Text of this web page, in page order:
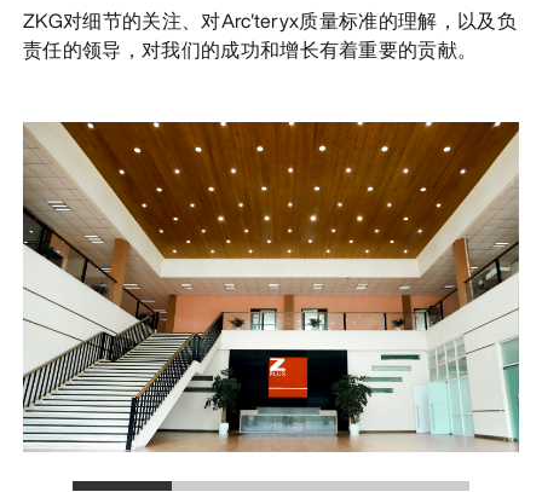
ZKG对细节的关注、对Arc'teryx质量标准的理解，以及负
责任的领导，对我们的成功和增长有着重要的贡献。